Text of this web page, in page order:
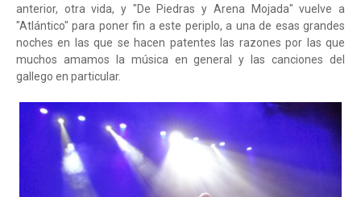
anterior, otra vida, y "De Piedras y Arena Mojada" vuelve a
"Atlántico" para poner fin a este periplo, a una de esas grandes
noches en las que se hacen patentes las razones por las que
muchos amamos la música en general y las canciones del
gallego en particular.